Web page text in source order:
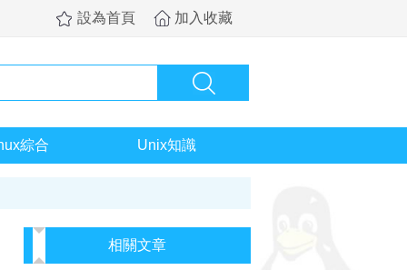
設為首頁 加入收藏
綜合 Unix知識
相關文章